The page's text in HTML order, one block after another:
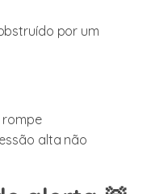
por um
rompe
alta não